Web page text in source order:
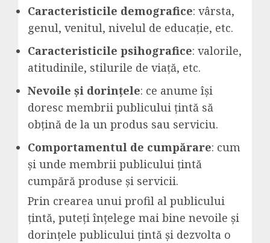
Caracteristicile demografice: vârsta,
genul, venitul, nivelul de educație, etc.
Caracteristicile psihografice: valorile,
atitudinile, stilurile de viață, etc.
Nevoile și dorințele: ce anume își
doresc membrii publicului țintă să
obțină de la un produs sau serviciu.
Comportamentul de cumpărare: cum
și unde membrii publicului țintă
cumpără produse și servicii.
Prin crearea unui profil al publicului
țintă, puteți înțelege mai bine nevoile și
dorințele publicului țintă și dezvolta o